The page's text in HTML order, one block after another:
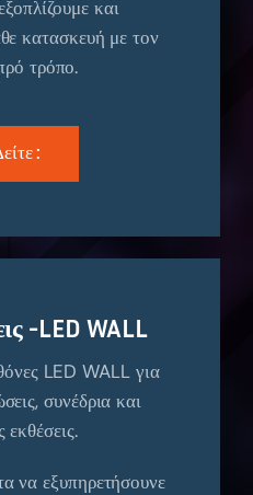
και
κατασκευή με τον
τρόπο.
:
-LED WALL
LED WALL για
συνέδρια και
εκθέσεις.
να εξυπηρετήσουνε